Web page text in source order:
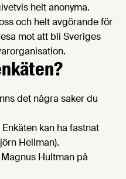
helt anonyma.
och helt avgörande för
mot att bli Sveriges
det några saker du
kan ha fastnat
Hellman).
Hultman på